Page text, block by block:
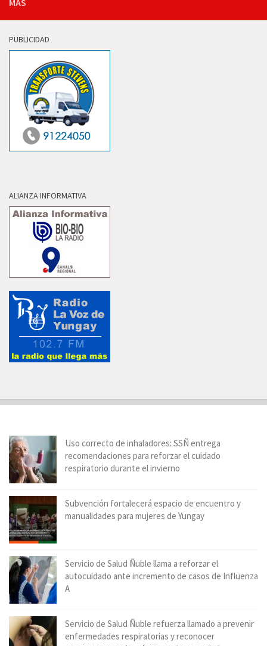
PUBLICIDAD
ALIANZA INFORMATIVA
Uso correcto de inhaladores: SSÑ entrega
recomendaciones para reforzar el cuidado
respiratorio durante el invierno
Subvención fortalecerá espacio de encuentro y
manualidades para mujeres de Yungay
Servicio de Salud Ñuble llama a reforzar el
autocuidado ante incremento de casos de Influenza
A
Servicio de Salud Ñuble refuerza llamado a prevenir
enfermedades respiratorias y reconocer